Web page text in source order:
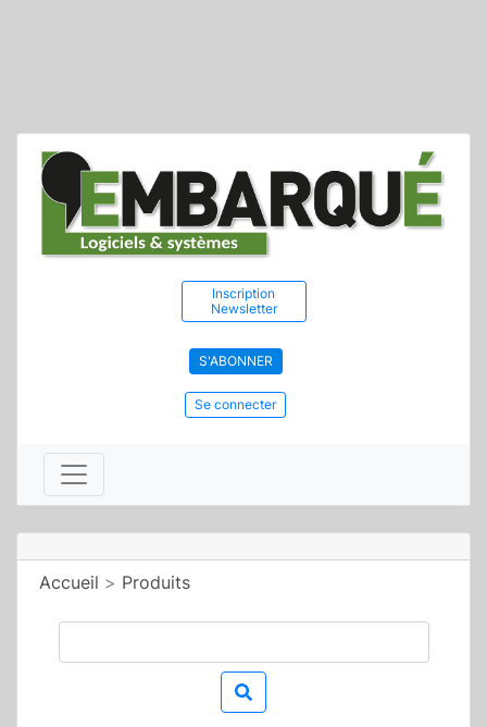
Inscription
Newsletter
S'ABONNER
Se connecter
Accueil > Produits